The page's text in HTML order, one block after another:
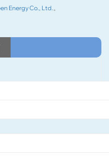
Energy Co., Ltd. 。